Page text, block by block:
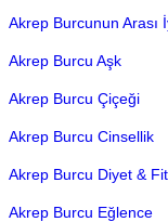
Akrep Burcunun Arası
Akrep Burcu Aşk
Akrep Burcu Çiçeği
Akrep Burcu Cinsellik
Akrep Burcu Diyet &
Akrep Burcu Eğlence